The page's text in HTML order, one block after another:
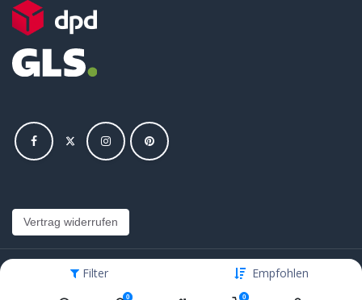
Filter Empfohlen
0 0
Vertrag widerrufen
Copyright © Hajus AG - Alle Rechte vorbehalten